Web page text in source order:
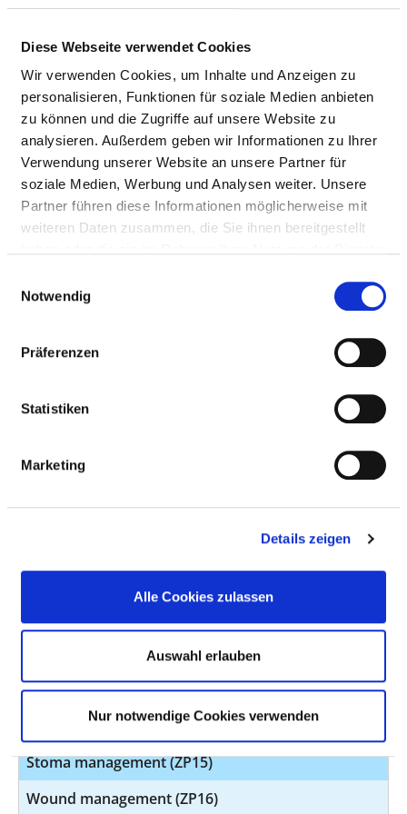
Diese Webseite verwendet Cookies
Wir verwenden Cookies, um Inhalte und Anzeigen zu
personalisieren, Funktionen für soziale Medien anbieten
zu können und die Zugriffe auf unsere Website zu
analysieren. Außerdem geben wir Informationen zu Ihrer
Verwendung unserer Website an unsere Partner für
soziale Medien, Werbung und Analysen weiter. Unsere
Partner führen diese Informationen möglicherweise mit
weiteren Daten zusammen, die Sie ihnen bereitgestellt
Notwendig
Präferenzen
Statistiken
Marketing
Details zeigen
Alle Cookies zulassen
Auswahl erlauben
Nur notwendige Cookies verwenden
KLINIK FÜR RADIOONKOLOGIE UND
STRAHLENTHERAPIE
NURSING EXPERTISE
Bachelor’s degree (PQ01)
Diploma (PQ02)
Management of a ward / area (PQ05)
Hygiene officers in nursing care (PQ14)
Case management (PQ21)
Basal stimulation (ZP01)
Diabetes (ZP03)
Endoscopy / functional diagnostics (ZP04)
Continence management (ZP09)
Quality management (ZP13)
Pain management (ZP14)
Stoma management (ZP15)
Wound management (ZP16)